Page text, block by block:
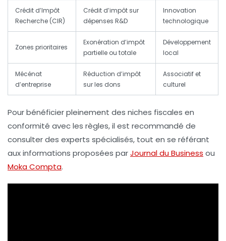
Crédit d’Impôt
Recherche (CIR)
Crédit d’impôt sur
dépenses R&D
Innovation
technologique
Zones prioritaires
Exonération d’impôt
partielle ou totale
Développement
local
Mécénat
d’entreprise
Réduction d’impôt
sur les dons
Associatif et
culturel
Pour bénéficier pleinement des niches fiscales en
conformité avec les règles, il est recommandé de
consulter des experts spécialisés, tout en se référant
aux informations proposées parJournal du Business ou
Moka Compta.